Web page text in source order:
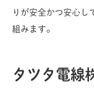
りが安全かつ安心し
組みます。
タツタ電線